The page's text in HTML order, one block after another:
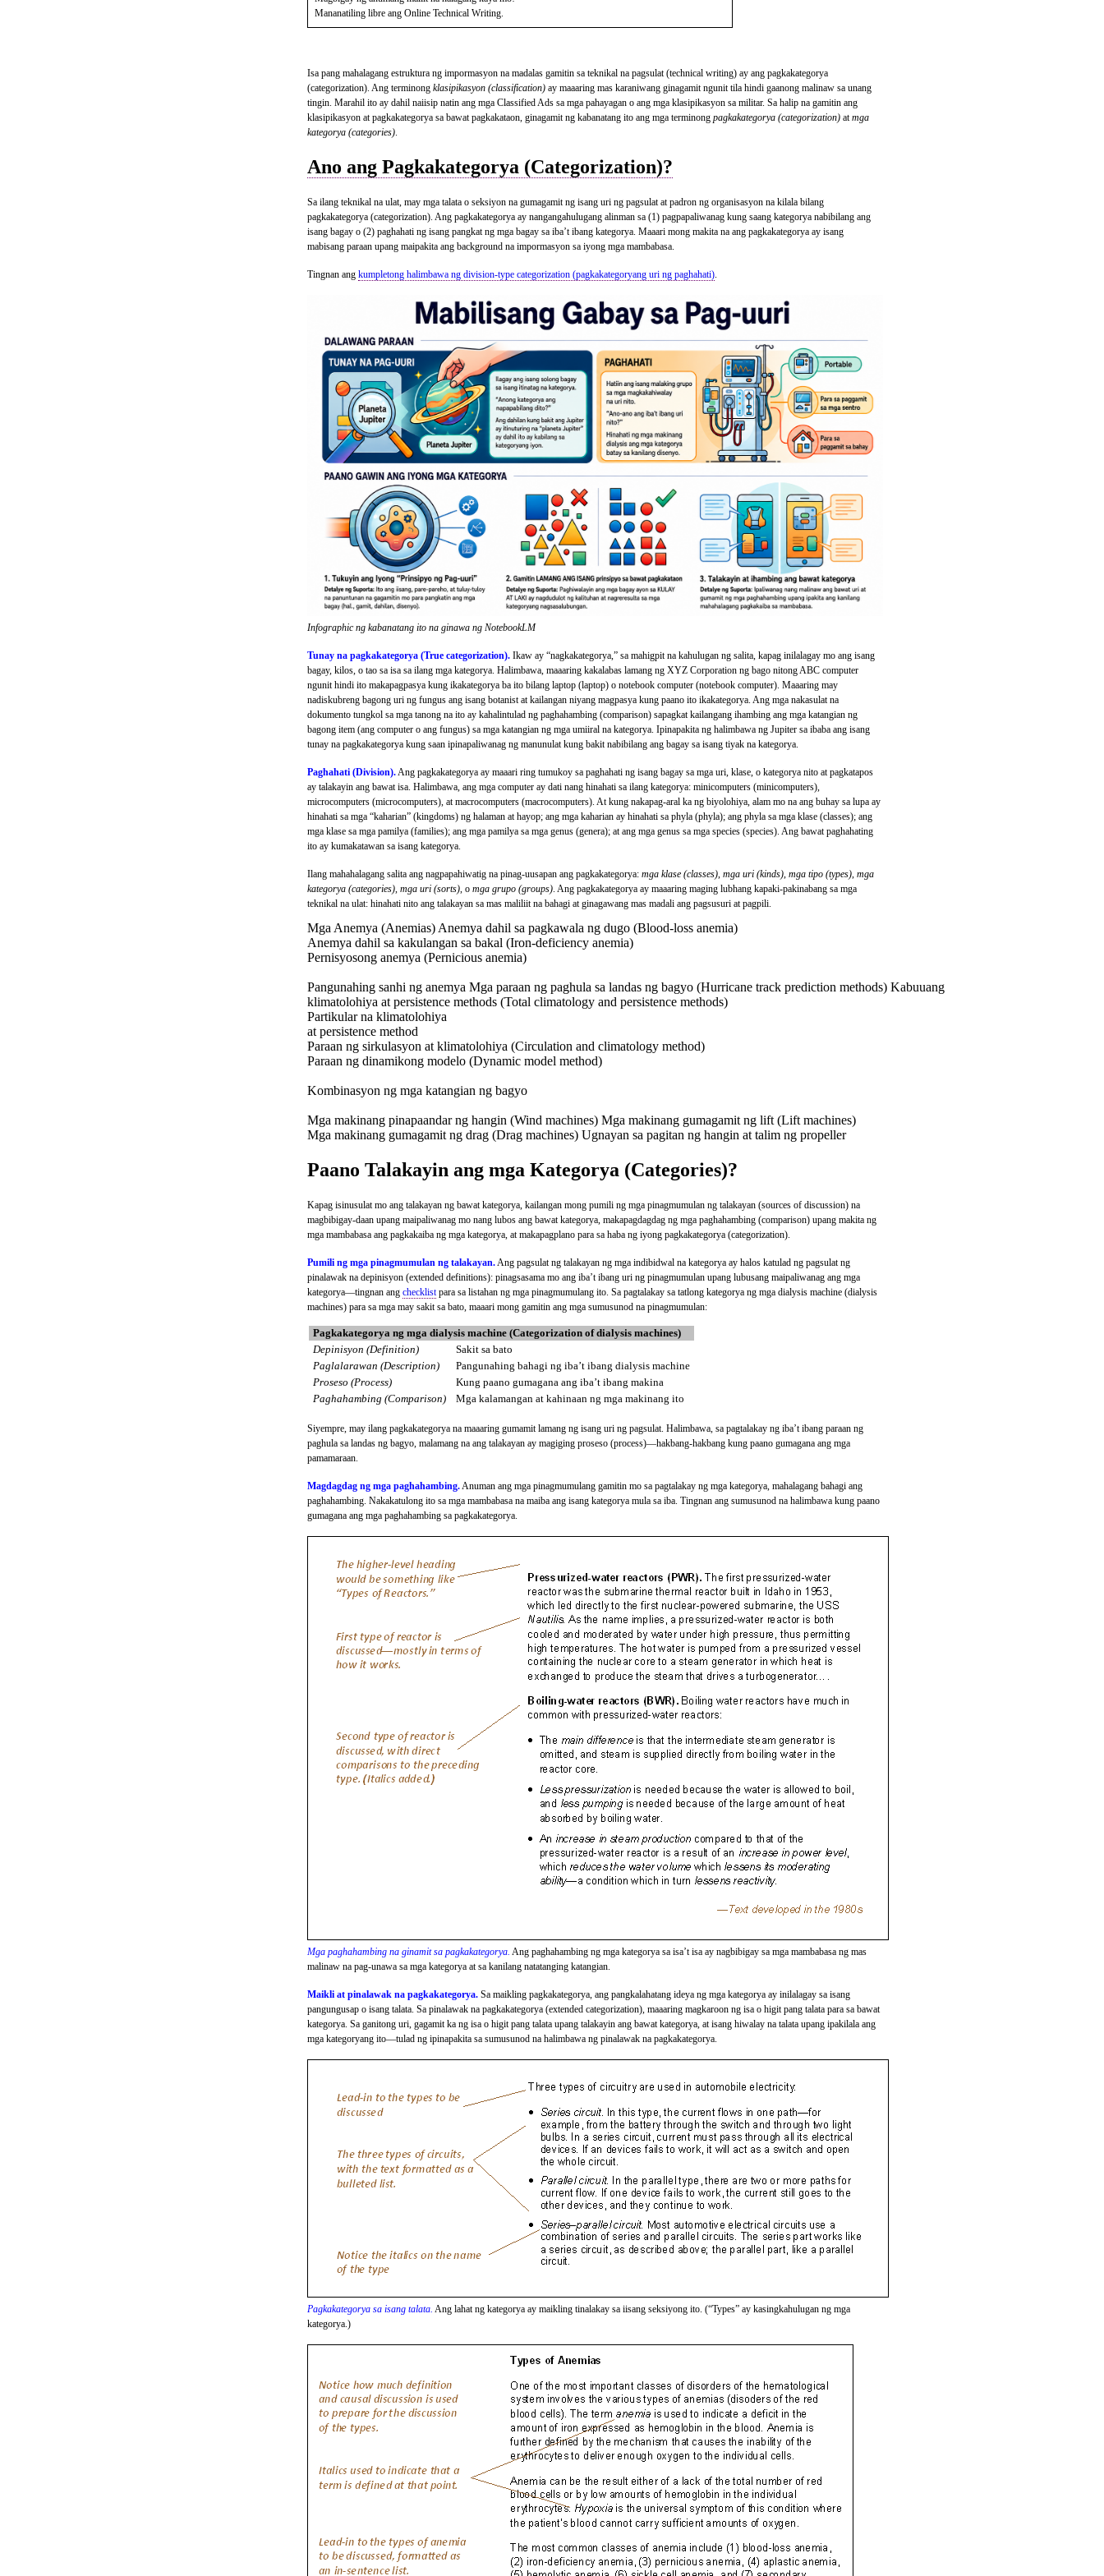
Mananatiling libre ang Online Technical Writing.
Isa pang mahalagang estruktura ng impormasyon na madalas gamitin sa teknikal na pagsulat (technical writing) ay ang pagkakategorya
(categorization). Ang terminongklasipikasyon (classification) ay maaaring mas karaniwang ginagamit ngunit tila hindi gaanong malinaw sa unang
tingin. Marahil ito ay dahil naiisip natin ang mga Classified Ads sa mga pahayagan o ang mga klasipikasyon sa militar. Sa halip na gamitin ang
klasipikasyon at pagkakategorya sa bawat pagkakataon, ginagamit ng kabanatang ito ang mga terminongpagkakategorya (categorization) atmga
kategorya (categories).
Ano ang Pagkakategorya (Categorization)?
Sa ilang teknikal na ulat, may mga talata o seksiyon na gumagamit ng isang uri ng pagsulat at padron ng organisasyon na kilala bilang
pagkakategorya (categorization). Ang pagkakategorya ay nangangahulugang alinman sa (1) pagpapaliwanag kung saang kategorya nabibilang ang
isang bagay o (2) paghahati ng isang pangkat ng mga bagay sa iba’t ibang kategorya. Maaari mong makita na ang pagkakategorya ay isang
mabisang paraan upang maipakita ang background na impormasyon sa iyong mga mambabasa.
Tingnan angkumpletong halimbawa ng division-type categorization (pagkakategoryang uri ng paghahati)
Infographic ng kabanatang ito na ginawa ng NotebookLM
Tunay na pagkakategorya (True categorization). Ikaw ay “nagkakategorya,” sa mahigpit na kahulugan ng salita, kapag inilalagay mo ang isang
bagay, kilos, o tao sa isa sa ilang mga kategorya. Halimbawa, maaaring kakalabas lamang ng XYZ Corporation ng bago nitong ABC computer
ngunit hindi ito makapagpasya kung ikakategorya ba ito bilang laptop (laptop) o notebook computer (notebook computer). Maaaring may
nadiskubreng bagong uri ng fungus ang isang botanist at kailangan niyang magpasya kung paano ito ikakategorya. Ang mga nakasulat na
dokumento tungkol sa mga tanong na ito ay kahalintulad ng paghahambing (comparison) sapagkat kailangang ihambing ang mga katangian ng
bagong item (ang computer o ang fungus) sa mga katangian ng mga umiiral na kategorya. Ipinapakita ng halimbawa ng Jupiter sa ibaba ang isang
tunay na pagkakategorya kung saan ipinapaliwanag ng manunulat kung bakit nabibilang ang bagay sa isang tiyak na kategorya.
Paghahati (Division).Ang pagkakategorya ay maaari ring tumukoy sa paghahati ng isang bagay sa mga uri, klase, o kategorya nito at pagkatapos
ay talakayin ang bawat isa. Halimbawa, ang mga computer ay dati nang hinahati sa ilang kategorya: minicomputers (minicomputers),
microcomputers (microcomputers), at macrocomputers (macrocomputers). At kung nakapag-aral ka ng biyolohiya, alam mo na ang buhay sa lupa ay
hinahati sa mga “kaharian” (kingdoms) ng halaman at hayop; ang mga kaharian ay hinahati sa phyla (phyla); ang phyla sa mga klase (classes); ang
mga klase sa mga pamilya (families); ang mga pamilya sa mga genus (genera); at ang mga genus sa mga species (species). Ang bawat paghahating
ito ay kumakatawan sa isang kategorya.
Ilang mahahalagang salita ang nagpapahiwatig na pinag-uusapan ang pagkakategorya:mga klase (classes),mga uri (kinds),mga tipo (types),mga
kategorya (categories),mga uri (sorts), omga grupo (groups). Ang pagkakategorya ay maaaring maging lubhang kapaki-pakinabang sa mga
teknikal na ulat: hinahati nito ang talakayan sa mas maliliit na bahagi at ginagawang mas madali ang pagsusuri at pagpili.
Mga Anemya (Anemias) Anemya dahil sa pagkawala ng dugo (Blood-loss anemia)
Anemya dahil sa kakulangan sa bakal (Iron-deficiency anemia)
Pernisyosong anemya (Pernicious anemia)
Pangunahing sanhi ng anemya Mga paraan ng paghula sa landas ng bagyo (Hurricane track prediction methods) Kabuuang
klimatolohiya at persistence methods (Total climatology and persistence methods)
Partikular na klimatolohiya
at persistence method
Paraan ng sirkulasyon at klimatolohiya (Circulation and climatology method)
Paraan ng dinamikong modelo (Dynamic model method)
Kombinasyon ng mga katangian ng bagyo
Mga makinang pinapaandar ng hangin (Wind machines) Mga makinang gumagamit ng lift (Lift machines)
Mga makinang gumagamit ng drag (Drag machines) Ugnayan sa pagitan ng hangin at talim ng propeller
Paano Talakayin ang mga Kategorya (Categories)?
Kapag isinusulat mo ang talakayan ng bawat kategorya, kailangan mong pumili ng mga pinagmumulan ng talakayan (sources of discussion) na
magbibigay-daan upang maipaliwanag mo nang lubos ang bawat kategorya, makapagdagdag ng mga paghahambing (comparison) upang makita ng
mga mambabasa ang pagkakaiba ng mga kategorya, at makapagplano para sa haba ng iyong pagkakategorya (categorization).
Pumili ng mga pinagmumulan ng talakayan.Ang pagsulat ng talakayan ng mga indibidwal na kategorya ay halos katulad ng pagsulat ng
pinalawak na depinisyon (extended definitions): pinagsasama mo ang iba’t ibang uri ng pinagmumulan upang lubusang maipaliwanag ang mga
kategorya—tingnan angchecklistpara sa listahan ng mga pinagmumulang ito. Sa pagtalakay sa tatlong kategorya ng mga dialysis machine (dialysis
machines) para sa mga may sakit sa bato, maaari mong gamitin ang mga sumusunod na pinagmumulan:
Pagkakategorya ng mga dialysis machine (Categorization of dialysis machines)
Depinisyon (Definition)
Sakit sa bato
Paglalarawan (Description)
Pangunahing bahagi ng iba’t ibang dialysis machine
Proseso (Process)
Kung paano gumagana ang iba’t ibang makina
Paghahambing (Comparison)
Mga kalamangan at kahinaan ng mga makinang ito
Siyempre, may ilang pagkakategorya na maaaring gumamit lamang ng isang uri ng pagsulat. Halimbawa, sa pagtalakay ng iba’t ibang paraan ng
paghula sa landas ng bagyo, malamang na ang talakayan ay magiging proseso (process)—hakbang-hakbang kung paano gumagana ang mga
pamamaraan.
Magdagdag ng mga paghahambing.Anuman ang mga pinagmumulang gamitin mo sa pagtalakay ng mga kategorya, mahalagang bahagi ang
paghahambing. Nakakatulong ito sa mga mambabasa na maiba ang isang kategorya mula sa iba. Tingnan ang sumusunod na halimbawa kung paano
gumagana ang mga paghahambing sa pagkakategorya.
Mga paghahambing na ginamit sa pagkakategorya. Ang paghahambing ng mga kategorya sa isa’t isa ay nagbibigay sa mga mambabasa ng mas
malinaw na pag-unawa sa mga kategorya at sa kanilang natatanging katangian.
Maikli at pinalawak na pagkakategorya. Sa maikling pagkakategorya, ang pangkalahatang ideya ng mga kategorya ay inilalagay sa isang
pangungusap o isang talata. Sa pinalawak na pagkakategorya (extended categorization), maaaring magkaroon ng isa o higit pang talata para sa bawat
kategorya. Sa ganitong uri, gagamit ka ng isa o higit pang talata upang talakayin ang bawat kategorya, at isang hiwalay na talata upang ipakilala ang
mga kategoryang ito—tulad ng ipinapakita sa sumusunod na halimbawa ng pinalawak na pagkakategorya.
Pagkakategorya sa isang talata. Ang lahat ng kategorya ay maikling tinalakay sa iisang seksiyong ito. (“Types” ay kasingkahulugan ng mga
kategorya.)